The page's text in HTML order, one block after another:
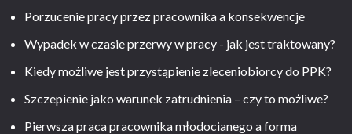
Porzucenie pracy przez pracownika a konsekwencje
Wypadek w czasie przerwy w pracy - jak jest traktowany?
Kiedy możliwe jest przystąpienie zleceniobiorcy do PPK?
Szczepienie jako warunek zatrudnienia – czy to możliwe?
Pierwsza praca pracownika młodocianego a forma